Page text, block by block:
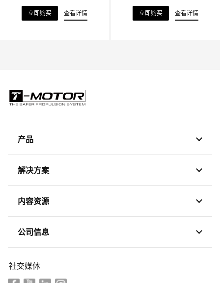
立即购买 查看详情 立即购买 查看详情
社交媒体
产品
解决方案
内容资源
公司信息